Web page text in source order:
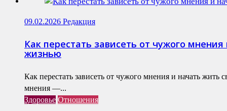
09.02.2026 Редакция
Как перестать зависеть от чужого
жизнью
Как перестать зависеть от чужого мнения и начать жить
мнения —...
Здоровье Отношения